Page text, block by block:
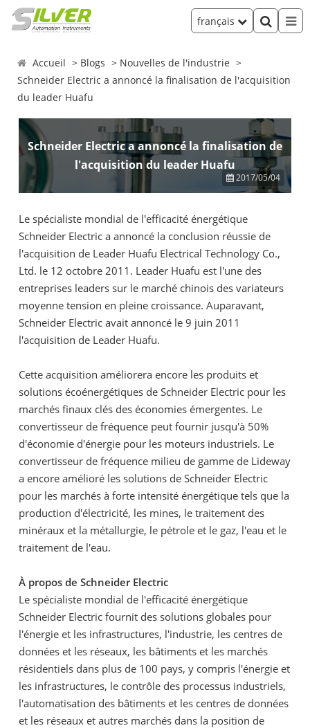
français
Accueil Blogs
Nouvelles de l'industrie
Schneider Electric a annoncé la finalisation de l'acquisition
du leader Huafu
Schneider Electric a annoncé la finalisation de
l'acquisition du leader Huafu
2017/05/04
Le spécialiste mondial de l'efficacité énergétique
Schneider Electric a annoncé la conclusion réussie de
l'acquisition de Leader Huafu Electrical Technology Co.,
Ltd. le 12 octobre 2011. Leader Huafu est l'une des
entreprises leaders sur le marché chinois des variateurs
moyenne tension en pleine croissance. Auparavant,
Schneider Electric avait annoncé le 9 juin 2011
l'acquisition de Leader Huafu.
Cette acquisition améliorera encore les produits et
solutions écoénergétiques de Schneider Electric pour les
marchés finaux clés des économies émergentes. Le
convertisseur de fréquence peut fournir jusqu'à 50%
d'économie d'énergie pour les moteurs industriels. Le
convertisseur de fréquence milieu de gamme de Lideway
a encore amélioré les solutions de Schneider Electric
pour les marchés à forte intensité énergétique tels que la
production d'électricité, les mines, le traitement des
minéraux et la métallurgie, le pétrole et le gaz, l'eau et le
traitement de l'eau.
À propos de Schneider Electric
Le spécialiste mondial de l'efficacité énergétique
Schneider Electric fournit des solutions globales pour
l'énergie et les infrastructures, l'industrie, les centres de
données et les réseaux, les bâtiments et les marchés
résidentiels dans plus de 100 pays, y compris l'énergie et
les infrastructures, le contrôle des processus industriels,
l'automatisation des bâtiments et les centres de données
et les réseaux et autres marchés dans la position de